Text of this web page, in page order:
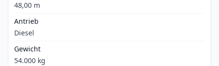
48,00 m
Antrieb
Diesel
Gewicht
54.000 kg